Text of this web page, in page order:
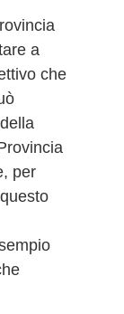
a
che
per